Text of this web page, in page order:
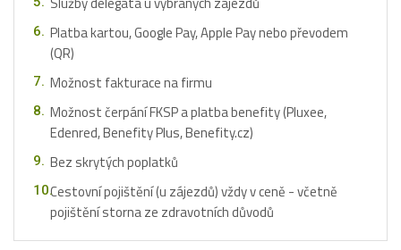
Platba kartou, Google Pay, Apple Pay nebo převodem
(QR)
Možnost fakturace na firmu
Možnost čerpání FKSP a platba benefity (Pluxee,
Edenred, Benefity Plus, Benefity.cz)
Bez skrytých poplatků
Cestovní pojištění (u zájezdů) vždy v ceně - včetně
pojištění storna ze zdravotních důvodů